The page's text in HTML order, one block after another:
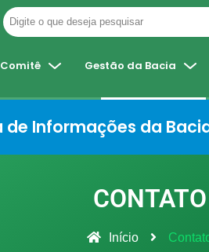
Comitê Gestão da Bacia
Informações da
CONTATO
Início